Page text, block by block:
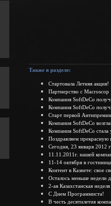
Также в разделе:
Стартовала Летняя акция!
Партнерство с Macroscop
Компания SoftDeCo
Компания SoftDeCo
Старт первой
Компания SoftDeCo
Компания SoftDeCo
Поздравляем
Сегодня, 23 января 2012
11.11.2011г. нашей
11-14 октября в
Контент в Казнете: свое
Осталось меньше недели
2-ая Казахстанская
С Днем Программиста!
В честь десятилетия